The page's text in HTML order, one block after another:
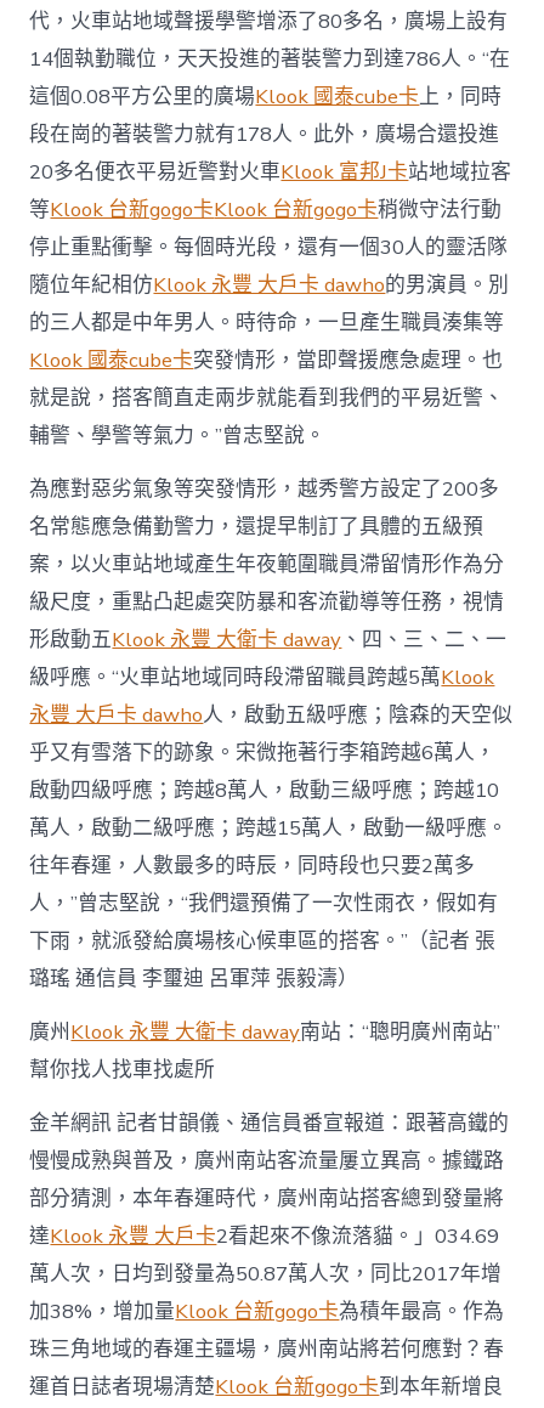
代，火車站地域聲援學警增添了80多名，廣場上設有
14個執勤職位，天天投進的著裝警力到達786人。“在
這個0.08平方公里的廣場Klook 國泰cube卡上，同時
段在崗的著裝警力就有178人。此外，廣場合還投進
20多名便衣平易近警對火車Klook 富邦J卡站地域拉客
等Klook 台新gogo卡Klook 台新gogo卡稍微守法行動
停止重點衝擊。每個時光段，還有一個30人的靈活隊
隨位年紀相仿Klook 永豐 大戶卡 dawho的男演員。別
的三人都是中年男人。時待命，一旦產生職員湊集等
Klook 國泰cube卡突發情形，當即聲援應急處理。也
就是說，搭客簡直走兩步就能看到我們的平易近警、
輔警、學警等氣力。”曾志堅說。
為應對惡劣氣象等突發情形，越秀警方設定了200多
名常態應急備勤警力，還提早制訂了具體的五級預
案，以火車站地域產生年夜範圍職員滯留情形作為分
級尺度，重點凸起處突防暴和客流勸導等任務，視情
形啟動五Klook 永豐 大衛卡 daway 、四、三、二、一
級呼應。“火車站地域同時段滯留職員跨越5萬Klook
永豐 大戶卡 dawho人，啟動五級呼應；陰森的天空似
乎又有雪落下的跡象。宋微拖著行李箱跨越6萬人，
啟動四級呼應；跨越8萬人，啟動三級呼應；跨越10
萬人，啟動二級呼應；跨越15萬人，啟動一級呼應。
往年春運，人數最多的時辰，同時段也只要2萬多
人，”曾志堅說，“我們還預備了一次性雨衣，假如有
下雨，就派發給廣場核心候車區的搭客。”（記者 張
璐瑤 通信員 李璽迪 呂軍萍 張毅濤）
廣州 Klook 永豐 大衛卡 daway南站：“聰明廣州南站”
幫你找人找車找處所
金羊網訊 記者甘韻儀、通信員番宣報道：跟著高鐵的
慢慢成熟與普及，廣州南站客流量屢立異高。據鐵路
部分猜測，本年春運時代，廣州南站搭客總到發量將
達Klook 永豐 大戶卡2看起來不像流落貓。」034.69
萬人次，日均到發量為50.87萬人次，同比2017年增
加38%，增加量Klook 台新gogo卡為積年最高。作為
珠三角地域的春運主疆場，廣州南站將若何應對？春
運首日誌者現場清楚Klook 台新gogo卡到本年新增良